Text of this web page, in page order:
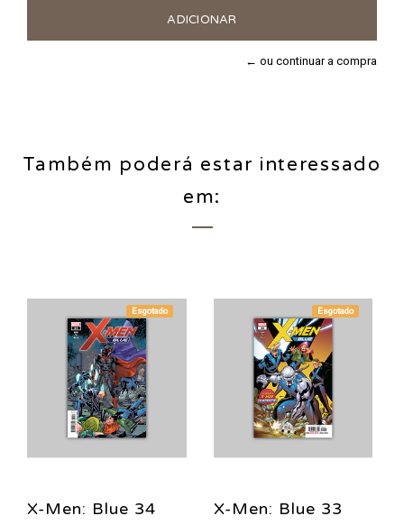
← ou continuar a compra
Também poderá estar interessado
em:
Esgotado
X-Men: Blue 34
Esgotado
X-Men: Blue 33